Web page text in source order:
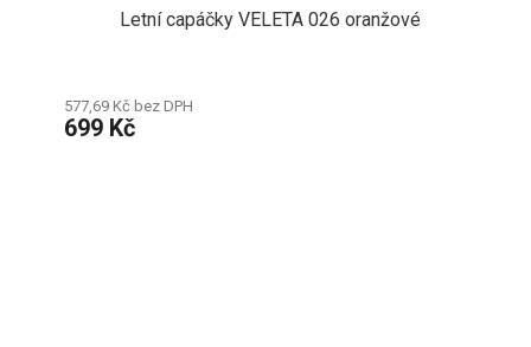
Letní capáčky VELETA 026 oranžové
577,69 Kč bez DPH
699 Kč